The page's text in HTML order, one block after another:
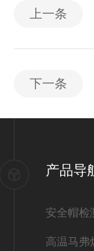
上一条
下一条
产品导
安全帽检
高温马弗